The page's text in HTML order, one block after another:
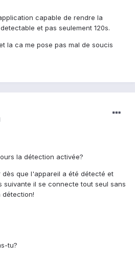
capable de rendre la
et pas seulement 120s.
la ca me pose pas mal de soucis
la détection activée?
que l'appareil a été détecté et
suivante il se connecte tout seul sans
détection!
tu?